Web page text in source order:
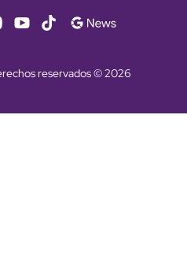
reservados © 2026